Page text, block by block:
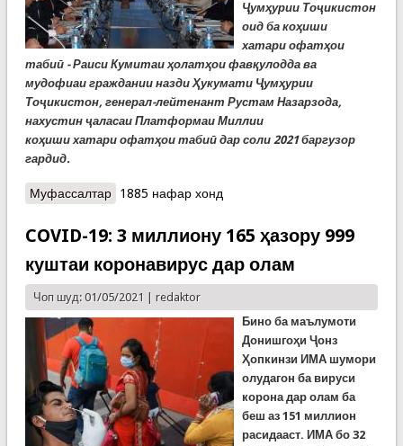
Ҷумҳурии Тоҷикистон
оид ба коҳиши
хатари офатҳои
табиӣ - Раиси Кумитаи ҳолатҳои фавқулодда ва
мудофиаи граждании назди Ҳукумати Ҷумҳурии
Тоҷикистон, генерал-лейтенант Рустам Назарзода,
нахустин ҷаласаи Платформаи Миллии
коҳишихатари офатҳои табиӣ дар соли 2021 баргузор
гардид.
Муфассалтаро Баргузории ҷаласаи Платформаи миллии
1885 нафар хонд
COVID-19: 3 миллиону 165 ҳазору 999
куштаи коронавирус дар олам
Чоп шуд: 01/05/2021 | redaktor
Бино ба маълумоти
Донишгоҳи Ҷонз
Ҳопкинзи ИМА шумори
олудагон ба вируси
корона дар олам ба
беш аз 151 миллион
расидааст. ИМА бо32